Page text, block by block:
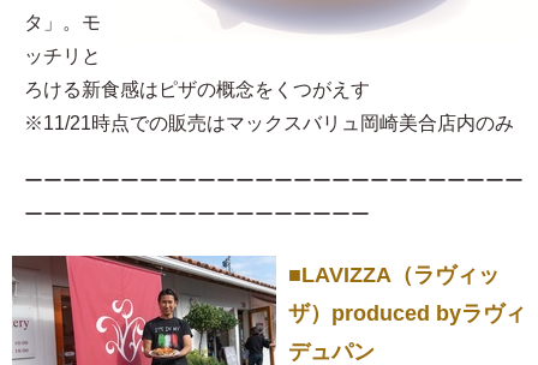
タ」。モ
ッチリと
ろける新食感はピザの概念をくつがえす
※11/21時点での販売はマックスバリュ岡崎美合店内のみ
ーーーーーーーーーーーーーーーーーーーーーーーーーー
ーーーーーーーーーーーーーーーーーー
■LAVIZZA（ラヴィッ
ザ）produced byラヴィ
デュパン